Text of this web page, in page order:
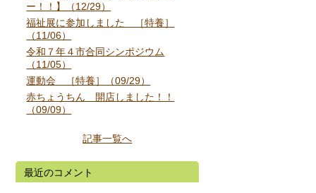
ー！！】（12/29）
福祉展に参加しました ［特養］
（11/06）
令和７年４市合同シンポジウム
（11/05）
運動会 ［特養］（09/29）
赤ちょうちん 開店しました！！
（09/09）
記事一覧へ
最近のコメント